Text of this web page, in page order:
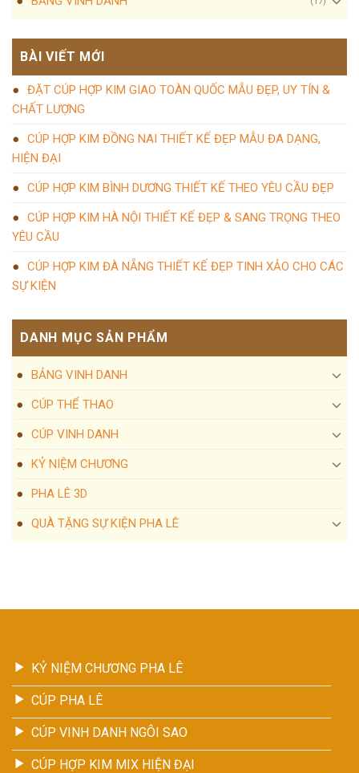
BÀI VIẾT MỚI
ĐẶT CÚP HỢP KIM GIAO TOÀN QUỐC MẪU ĐẸP, UY TÍN &
CHẤT LƯỢNG
CÚP HỢP KIM ĐỒNG NAI THIẾT KẾ ĐẸP MẪU ĐA DẠNG,
HIỆN ĐẠI
CÚP HỢP KIM BÌNH DƯƠNG THIẾT KẾ THEO YÊU CẦU ĐẸP
CÚP HỢP KIM HÀ NỘI THIẾT KẾ ĐẸP & SANG TRỌNG THEO
YÊU CẦU
CÚP HỢP KIM ĐÀ NẴNG THIẾT KẾ ĐẸP TINH XẢO CHO CÁC
SỰ KIỆN
DANH MỤC SẢN PHẨM
BẢNG VINH DANH
CÚP THỂ THAO
CÚP VINH DANH
KỶ NIỆM CHƯƠNG
PHA LÊ 3D
QUÀ TẶNG SỰ KIỆN PHA LÊ
KỶ NIỆM CHƯƠNG PHA LÊ
CÚP PHA LÊ
CÚP VINH DANH NGÔI SAO
CÚP HỢP KIM MIX HIỆN ĐẠI